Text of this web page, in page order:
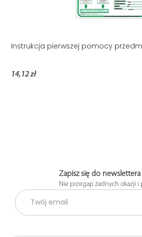
Instrukcja pierwszej pomocy
14,12 zł
Zapisz się do newslettera
Nie przegap żadnych okazji i